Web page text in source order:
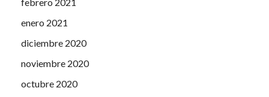
enero 2021
diciembre 2020
noviembre 2020
octubre 2020